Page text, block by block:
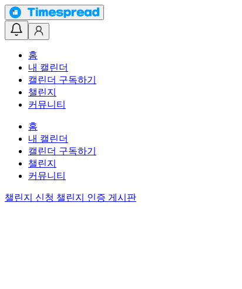
홈
내 캘린더
캘린더 구독하기
챌린지
커뮤니티
홈
내 캘린더
캘린더 구독하기
챌린지
커뮤니티
챌린지 신청 챌린지 인증 게시판